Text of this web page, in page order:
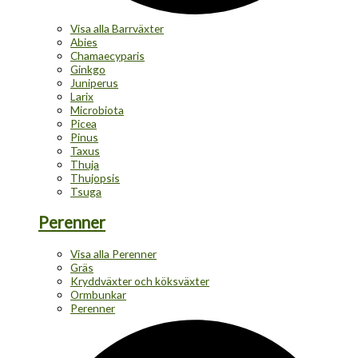
Visa alla Barrväxter
Abies
Chamaecyparis
Ginkgo
Juniperus
Larix
Microbiota
Picea
Pinus
Taxus
Thuja
Thujopsis
Tsuga
Perenner
Visa alla Perenner
Gräs
Kryddväxter och köksväxter
Ormbunkar
Perenner